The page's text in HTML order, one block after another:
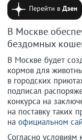
Перейти вДзен
В Москве
бездомных
В Москве будет
кормов для
в городских
подписал
конкурса на
на поставку таких
на официальном
Согласно условиям